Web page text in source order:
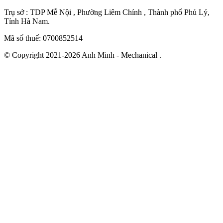
Trụ sở : TDP Mễ Nội , Phường Liêm Chính , Thành phố Phủ Lý,
Tỉnh Hà Nam.
Mã số thuế: 0700852514
© Copyright 2021-2026 Anh Minh - Mechanical .